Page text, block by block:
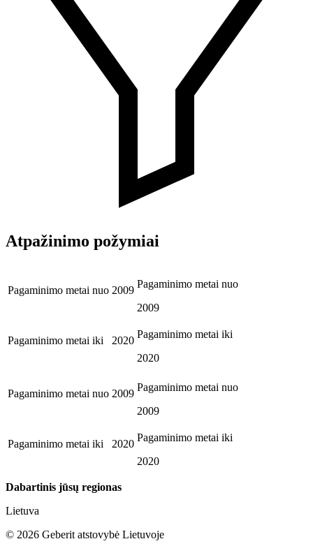
Atpažinimo požymiai
Pagaminimo metai nuo 2009
Pagaminimo metai nuo
2009
Pagaminimo metai iki 2020
Pagaminimo metai iki
2020
Pagaminimo metai nuo 2009
Pagaminimo metai nuo
2009
Pagaminimo metai iki 2020
Pagaminimo metai iki
2020
Dabartinis jūsų regionas
Lietuva
© 2026 Geberit atstovybė Lietuvoje